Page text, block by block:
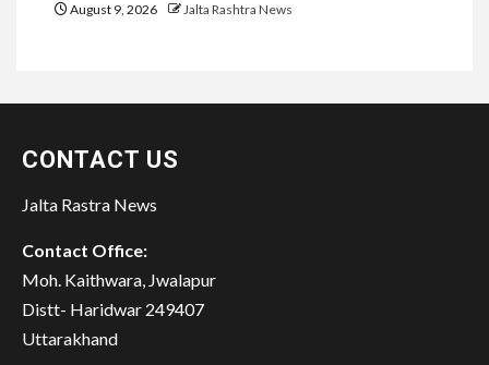
August 9, 2026 Jalta Rashtra News
CONTACT US
Jalta Rastra News
Contact Office:
Moh. Kaithwara, Jwalapur
Distt- Haridwar 249407
Uttarakhand